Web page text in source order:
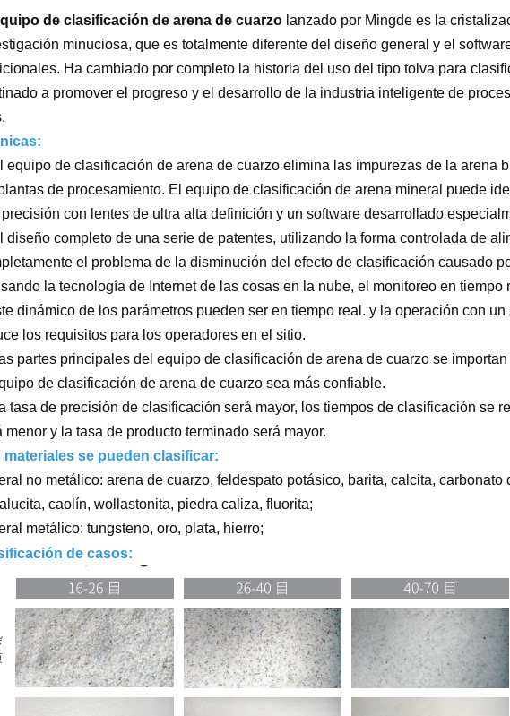
de clasificación de arena de cuarzo lanzado por Mingde es la
minuciosa, que es totalmente diferente del diseño general y el
Ha cambiado por completo la historia del uso del tipo tolva para
a promover el progreso y el desarrollo de la industria inteligente de
equipo de clasificación de arena de cuarzo elimina las impurezas de la arena
de procesamiento. El equipo de clasificación de arena mineral puede
con lentes de ultra alta definición y un software desarrollado
diseño completo de una serie de patentes, utilizando la forma controlada de
el problema de la disminución del efecto de clasificación causado
la tecnología de Internet de las cosas en la nube, el monitoreo en tiempo
dinámico de los parámetros pueden ser en tiempo real. y la operación con
los requisitos para los operadores en el sitio.
partes principales del equipo de clasificación de arena de cuarzo se
de clasificación de arena de cuarzo sea más confiable.
tasa de precisión de clasificación será mayor, los tiempos de clasificación se
menor y la tasa de producto terminado será mayor.
materiales se pueden clasificar:
no metálico: arena de cuarzo, feldespato potásico, barita, calcita, carbonato
caolín, wollastonita, piedra caliza, fluorita;
metálico: tungsteno, oro, plata, hierro;
de casos: